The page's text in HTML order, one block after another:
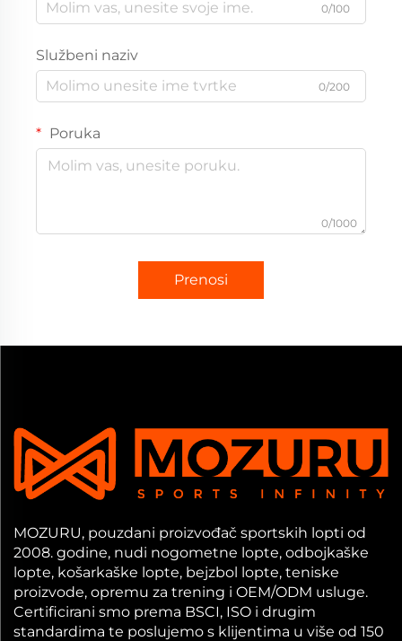
0/100
Službeni naziv
0/200
Poruka
0/1000
Prenosi
MOZURU, pouzdani proizvođač sportskih lopti od
2008. godine, nudi nogometne lopte, odbojkaške
lopte, košarkaške lopte, bejzbol lopte, teniske
proizvode, opremu za trening i OEM/ODM usluge.
Certificirani smo prema BSCI, ISO i drugim
standardima te poslujemo s klijentima u više od 150